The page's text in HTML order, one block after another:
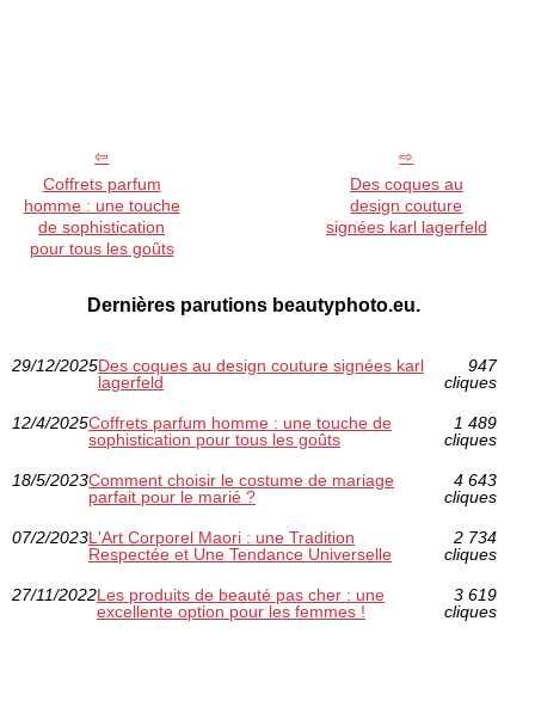
Coffrets parfum
homme : une touche
de sophistication
pour tous les goûts
Des coques au
design couture
signées karl lagerfeld
Dernières parutions beautyphoto.eu.
29/12/2025Des coques au design couture signées karl
lagerfeld
947
cliques
12/4/2025Coffrets parfum homme : une touche de
sophistication pour tous les goûts
1 489
cliques
18/5/2023Comment choisir le costume de mariage
parfait pour le marié ?
4 643
cliques
07/2/2023L'Art Corporel Maori : une Tradition
Respectée et Une Tendance Universelle
2 734
cliques
27/11/2022Les produits de beauté pas cher : une
excellente option pour les femmes !
3 619
cliques